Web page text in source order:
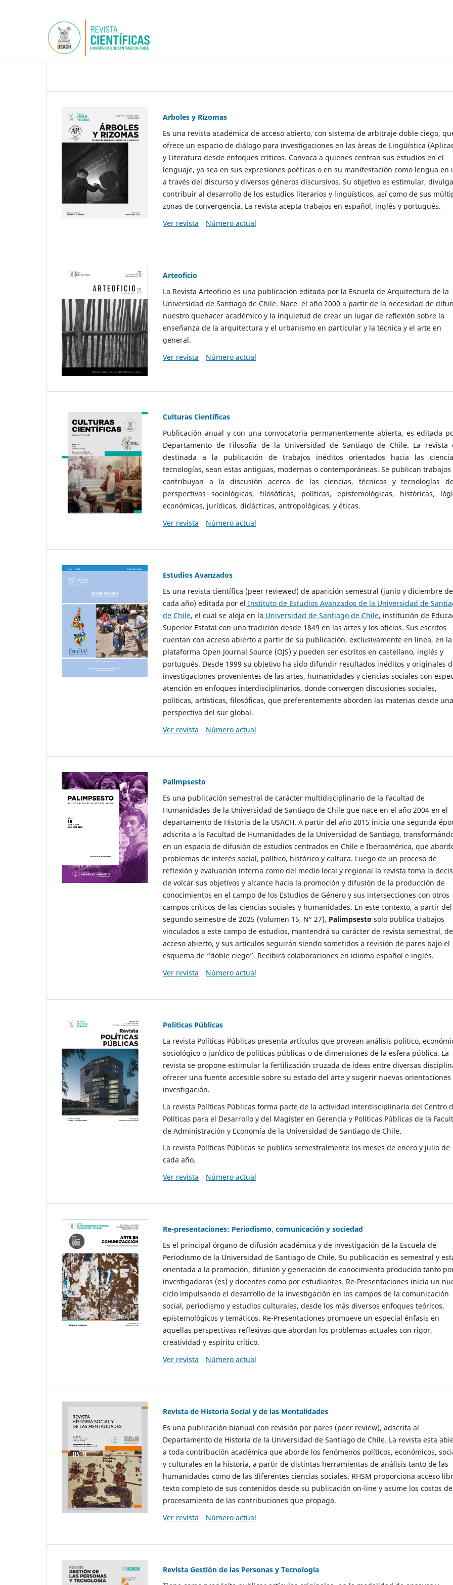
Arboles y Rizomas
Es una revista académica de acceso abierto, con sistema de arbitraje doble ciego,
ofrece un espacio de diálogo para investigaciones en las áreas de Lingüística
y Literatura desde enfoques críticos. Convoca a quienes centran sus estudios en el
lenguaje, ya sea en sus expresiones poéticas o en su manifestación como lengua en
a través del discurso y diversos géneros discursivos. Su objetivo es estimular,
contribuir al desarrollo de los estudios literarios y lingüísticos, así como de sus
zonas de convergencia. La revista acepta trabajos en español, inglés y portugués.
Ver revista
Número actual
Arteoficio
La Revista Arteoficio es una publicación editada por la Escuela de Arquitectura de la
Universidad de Santiago de Chile. Nace el año 2000 a partir de la necesidad de
nuestro quehacer académico y la inquietud de crear un lugar de reflexión sobre la
enseñanza de la arquitectura y el urbanismo en particular y la técnica y el arte en
general.
Ver revista
Número actual
Culturas Científicas
Publicación anual y con una convocatoria permanentemente abierta, es editada
Departamento de Filosofía de la Universidad de Santiago de Chile. La revista
destinada a la publicación de trabajos inéditos orientados hacia las
tecnologías, sean estas antiguas, modernas o contemporáneas. Se publican
contribuyan a la discusión acerca de las ciencias, técnicas y tecnologías
perspectivas sociológicas, filosóficas, políticas, epistemológicas, históricas,
económicas, jurídicas, didácticas, antropológicas, y éticas.
Ver revista
Número actual
Estudios Avanzados
Es una revista científica (peer reviewed) de aparición semestral (junio y diciembre de
cada año) editada por el Instituto de Estudios Avanzados de la Universidad de
de Chile, el cual se aloja en la Universidad de Santiago de Chile, institución de
Superior Estatal con una tradición desde 1849 en las artes y los oficios. Sus escritos
cuentan con acceso abierto a partir de su publicación, exclusivamente en línea, en la
plataforma Open Journal Source (OJS) y pueden ser escritos en castellano, inglés y
portugués. Desde 1999 su objetivo ha sido difundir resultados inéditos y originales
investigaciones provenientes de las artes, humanidades y ciencias sociales con
atención en enfoques interdisciplinarios, donde convergen discusiones sociales,
políticas, artísticas, filosóficas, que preferentemente aborden las materias desde una
perspectiva del sur global.
Ver revista
Número actual
Palimpsesto
Es una publicación semestral de carácter multidisciplinario de la Facultad de
Humanidades de la Universidad de Santiago de Chile que nace en el año 2004 en el
departamento de Historia de la USACH. A partir del año 2015 inicia una segunda
adscrita a la Facultad de Humanidades de la Universidad de Santiago,
en un espacio de difusión de estudios centrados en Chile e Iberoamérica, que
problemas de interés social, político, histórico y cultura. Luego de un proceso de
reflexión y evaluación interna como del medio local y regional la revista toma la
de volcar sus objetivos y alcance hacia la promoción y difusión de la producción de
conocimientos en el campo de los Estudios de Género y sus intersecciones con otros
campos críticos de las ciencias sociales y humanidades. En este contexto, a partir del
segundo semestre de 2025 (Volumen 15, N° 27), Palimpsesto solo publica trabajos
vinculados a este campo de estudios, mantendrá su carácter de revista semestral, de
acceso abierto, y sus artículos seguirán siendo sometidos a revisión de pares bajo el
esquema de “doble ciego”. Recibirá colaboraciones en idioma español e inglés.
Ver revista
Número actual
Políticas Públicas
La revista Políticas Públicas presenta artículos que provean análisis político,
sociológico o jurídico de políticas públicas o de dimensiones de la esfera pública. La
revista se propone estimular la fertilización cruzada de ideas entre diversas
ofrecer una fuente accesible sobre su estado del arte y sugerir nuevas orientaciones
investigación.
La revista Políticas Públicas forma parte de la actividad interdisciplinaria del Centro
Políticas para el Desarrollo y del Magíster en Gerencia y Políticas Públicas de la
de Administración y Economía de la Universidad de Santiago de Chile.
La revista Políticas Públicas se publica semestralmente los meses de enero y julio de
cada año.
Ver revista
Número actual
Re-presentaciones: Periodismo, comunicación y sociedad
Es el principal órgano de difusión académica y de investigación de la Escuela de
Periodismo de la Universidad de Santiago de Chile. Su publicación es semestral y
orientada a la promoción, difusión y generación de conocimiento producido tanto
investigadoras (es) y docentes como por estudiantes. Re-Presentaciones inicia un
ciclo impulsando el desarrollo de la investigación en los campos de la comunicación
social, periodismo y estudios culturales, desde los más diversos enfoques teóricos,
epistemológicos y temáticos. Re-Presentaciones promueve un especial énfasis en
aquellas perspectivas reflexivas que abordan los problemas actuales con rigor,
creatividad y espíritu crítico.
Ver revista
Número actual
Revista de Historia Social y de las Mentalidades
Es una publicación bianual con revisión por pares (peer review), adscrita al
Departamento de Historia de la Universidad de Santiago de Chile. La revista esta
a toda contribución académica que aborde los fenómenos políticos, económicos,
y culturales en la historia, a partir de distintas herramientas de análisis tanto de las
humanidades como de las diferentes ciencias sociales. RHSM proporciona acceso
texto completo de sus contenidos desde su publicación on-line y asume los costos de
procesamiento de las contribuciones que propaga.
Ver revista
Número actual
Revista Gestión de las Personas y Tecnología